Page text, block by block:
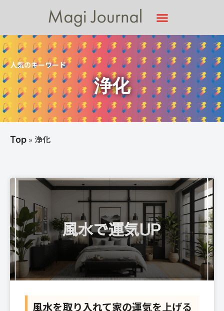
人気のキーワード
浄化
Top » 浄化
風水を取り入れて家の運気を上げる